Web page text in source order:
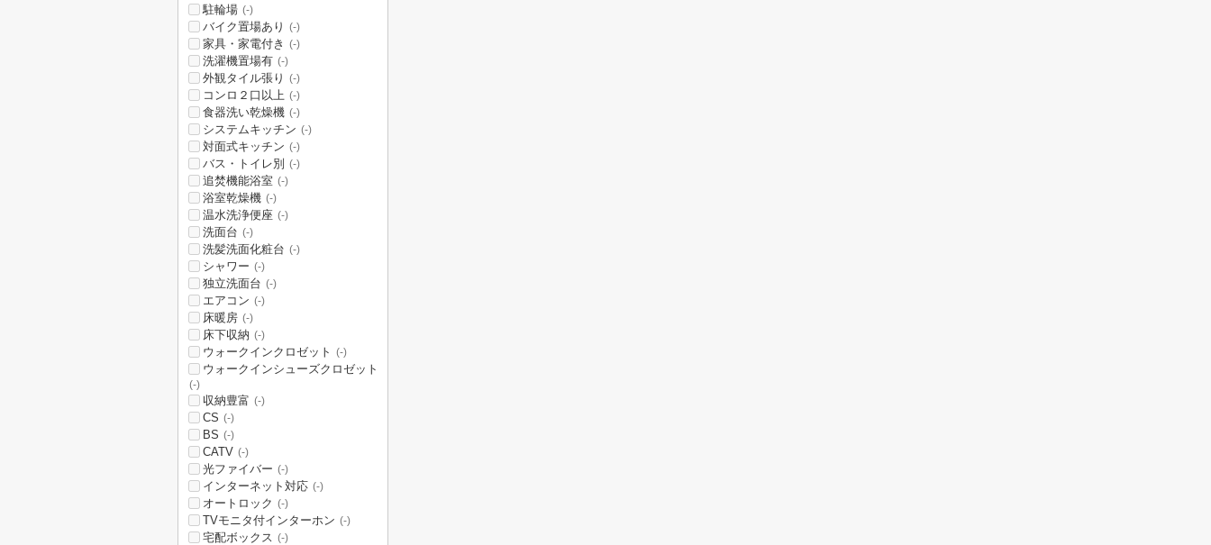
駐輪場 (-)
バイク置場あり (-)
家具・家電付き (-)
洗濯機置場有 (-)
外観タイル張り (-)
コンロ２口以上 (-)
食器洗い乾燥機 (-)
システムキッチン (-)
対面式キッチン (-)
バス・トイレ別 (-)
追焚機能浴室 (-)
浴室乾燥機 (-)
温水洗浄便座 (-)
洗面台 (-)
洗髪洗面化粧台 (-)
シャワー (-)
独立洗面台 (-)
エアコン (-)
床暖房 (-)
床下収納 (-)
ウォークインクロゼット (-)
ウォークインシューズクロゼット
(-)
収納豊富 (-)
CS (-)
BS (-)
CATV (-)
光ファイバー (-)
インターネット対応 (-)
オートロック (-)
TVモニタ付インターホン (-)
宅配ボックス (-)